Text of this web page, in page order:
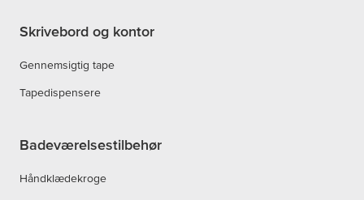
Skrivebord og kontor
Gennemsigtig tape
Tapedispensere
Badeværelsestilbehør
Håndklædekroge